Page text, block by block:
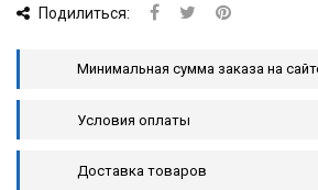
Подилиться:
Минимальная сумма заказа на
Условия оплаты
Доставка товаров